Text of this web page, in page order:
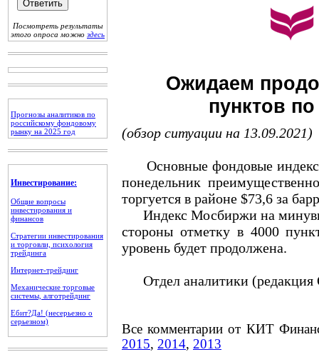
Посмотреть результаты
этого опроса можно здесь
Прогнозы аналитиков по
российскому фондовому
рынку на 2025 год
Инвестирование:
Общие вопросы
инвестирования и
финансов
Стратегии инвестирования
и торговли, психология
трейдинга
Интернет-трейдинг
Механические торговые
системы, алготрейдинг
Ебит?Да! (несерьезно о
серьезном)
Ожидаем
пунктов
(обзор ситуации на 13.09.2021)
Основные фондовые индексы
понедельник
торгуется в районе $73,6 за
Индекс Мосбиржи на
стороны отметку в 4000
уровень будет продолжена.
Отдел аналитики (редакция
Все комментарии от КИТ
2015, 2014, 2013